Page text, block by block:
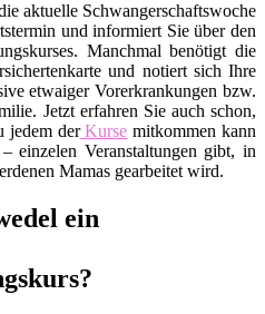
aktuelle Schwangerschaftswoche
und informiert Sie über den
Manchmal benötigt die
und notiert sich Ihre
etwaiger Vorerkrankungen bzw.
Jetzt erfahren Sie auch schon,
jedem derKurse mitkommen kann
einzelen Veranstaltungen gibt, in
Mamas gearbeitet wird.
ein